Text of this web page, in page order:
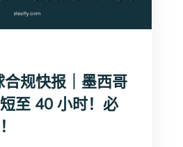
规快报｜墨西哥
至 40 小时！必